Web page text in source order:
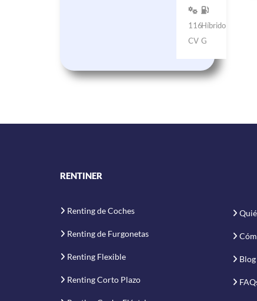
116
CV
Híbrido
G
RENTINER
Renting de Coches
Renting de Furgonetas
Renting Flexible
Renting Corto Plazo
Blog